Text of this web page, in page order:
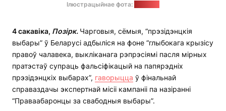
Ілюстрацыйнае фота:
4 сакавіка, Позірк. Чарговыя, сёмыя, “прэзідэнцкія
выбары” ў Беларусі адбыліся на фоне “глыбокага крызісу
правоў чалавека, выкліканага рэпрэсіямі пасля мірных
пратэстаў супраць фальсіфікацый на папярэдніх
прэзідэнцкіх выбарах”, гаворыцца ў фінальнай
справаздачы экспертнай місіі кампаніі па назіранні
“Праваабаронцы за свабодныя выбары”.